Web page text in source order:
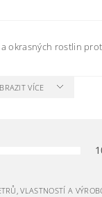
okrasných rostlin
VÍCE
VLASTNOSTÍ A